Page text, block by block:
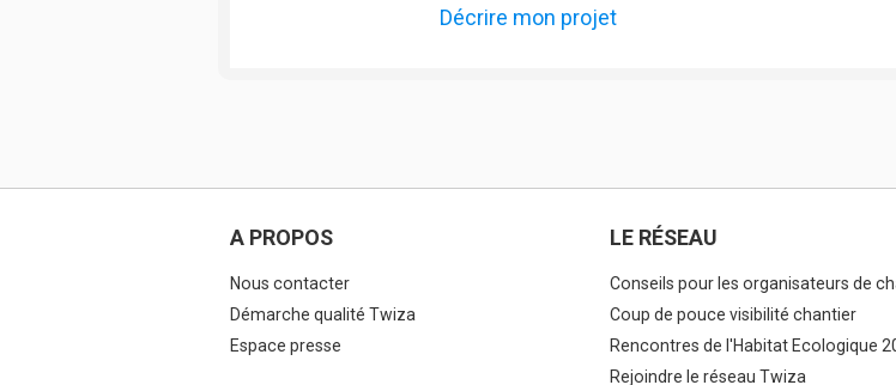
Décrire mon projet
A PROPOS
Nous contacter
Démarche qualité Twiza
Espace presse
LE RÉSEAU
Conseils pour les organisateurs de
Coup de pouce visibilité chantier
Rencontres de l'Habitat Ecologique
Rejoindre le réseau Twiza